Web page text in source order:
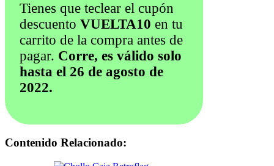
Tienes que teclear el cupón
descuento VUELTA10 en tu
carrito de la compra antes de
pagar. Corre, es válido solo
hasta el 26 de agosto de
2022.
Contenido Relacionado: